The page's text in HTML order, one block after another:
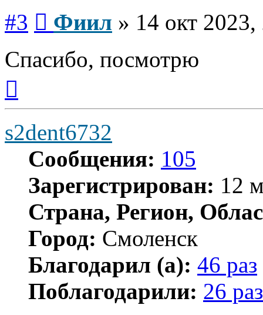
#3 Фиил » 14 окт
Спасибо, посмотрю
началу
s2dent6732
Сообщения: 105
Зарегистрирован: 12
Страна, Регион,
Город: Смоленск
Благодарил (а): 46 раз
Поблагодарили: 26 раз